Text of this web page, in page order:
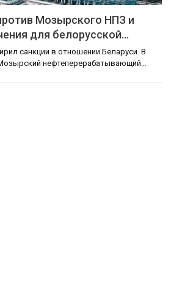
Мозырского НПЗ и
для белорусской…
санкции в отношении Беларуси. В
нефтеперерабатывающий…